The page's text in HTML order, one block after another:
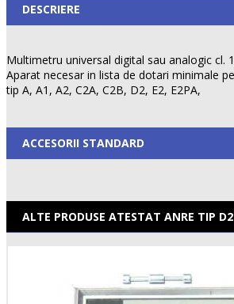
DESCRIERE
Multimetru universal digital sau analogic cl.
Aparat necesar in lista de dotari minimale
tip A, A1, A2, C2A, C2B, D2, E2, E2PA,
ACCESORII STANDARD
ALTE PRODUSE ATESTAT ANRE TIP D2